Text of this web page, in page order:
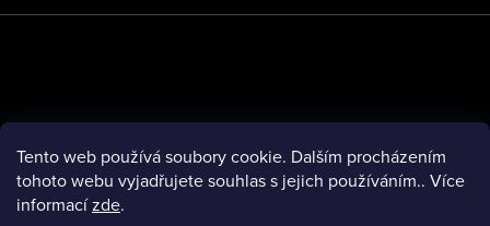
Tento web používá soubory cookie. Dalším procházením
tohoto webu vyjadřujete souhlas s jejich používáním.. Více
informacízde.
í
Přijímáme online platby